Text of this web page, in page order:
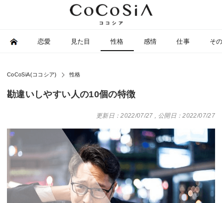
恋愛 見た目 性格 感情 仕事 そ
CoCoSiA(ココシア) 性格
勘違いしやすい人の10個の特徴
更新日：2022/07/27 , 公開日：2022/07/27